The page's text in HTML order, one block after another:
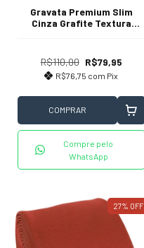
Gravata Premium Slim
Cinza Grafite Textura
R$110,00 R$79,95
R$76,75 com Pix
COMPRAR
Compre pelo
WhatsApp
27% OFF